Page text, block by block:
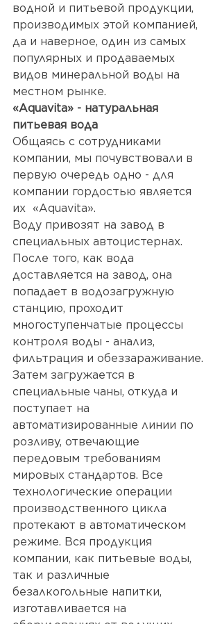
водной и питьевой продукции,
производимых этой компанией,
да и наверное, один из самых
популярных и продаваемых
видов минеральной воды на
местном рынке.
«Aquavita» - натуральная
питьевая вода
Общаясь с сотрудниками
компании, мы почувствовали в
первую очередь одно - для
компании гордостью является
их  «Aquavita».
Воду привозят на завод в
специальных автоцистернах.
После того, как вода
доставляется на завод, она
попадает в водозагружную
станцию, проходит
многоступенчатые процессы
контроля воды - анализ,
фильтрация и обеззараживание.
Затем загружается в
специальные чаны, откуда и
поступает на
автоматизированные линии по
розливу, отвечающие
передовым требованиям
мировых стандартов. Все
технологические операции
производственного цикла
протекают в автоматическом
режиме. Вся продукция
компании, как питьевые воды,
так и различные
безалкогольные напитки,
изготавливается на